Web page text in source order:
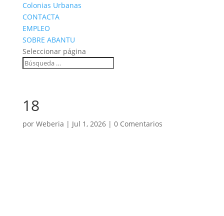
Colonias Urbanas
CONTACTA
EMPLEO
SOBRE ABANTU
Seleccionar página
18
por Weberia | Jul 1, 2026| 0 Comentarios